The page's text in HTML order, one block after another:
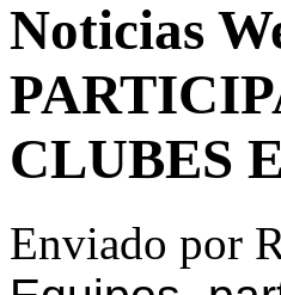
Noticias
CLUBES
Enviado por